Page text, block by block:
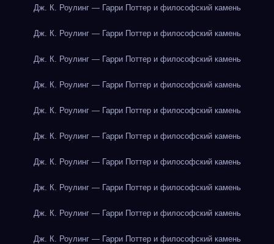
Дж. К. Роулинг — Гарри Поттер и философский камень
Дж. К. Роулинг — Гарри Поттер и философский камень
Дж. К. Роулинг — Гарри Поттер и философский камень
Дж. К. Роулинг — Гарри Поттер и философский камень
Дж. К. Роулинг — Гарри Поттер и философский камень
Дж. К. Роулинг — Гарри Поттер и философский камень
Дж. К. Роулинг — Гарри Поттер и философский камень
Дж. К. Роулинг — Гарри Поттер и философский камень
Дж. К. Роулинг — Гарри Поттер и философский камень
Дж. К. Роулинг — Гарри Поттер и философский камень